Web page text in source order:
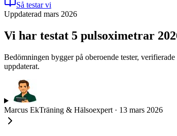
Så testar vi
Uppdaterad mars 2026
Vi har testat 5 pulsoximetrar
Bedömningen bygger på oberoende tester,
uppdaterat.
Marcus EkTräning & Hälsoexpert · 13 mars 2026